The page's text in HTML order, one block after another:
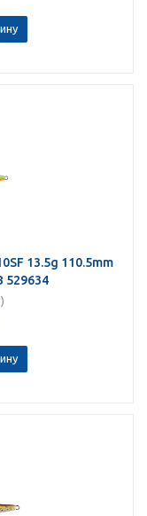
13.5g 110.5mm
529634